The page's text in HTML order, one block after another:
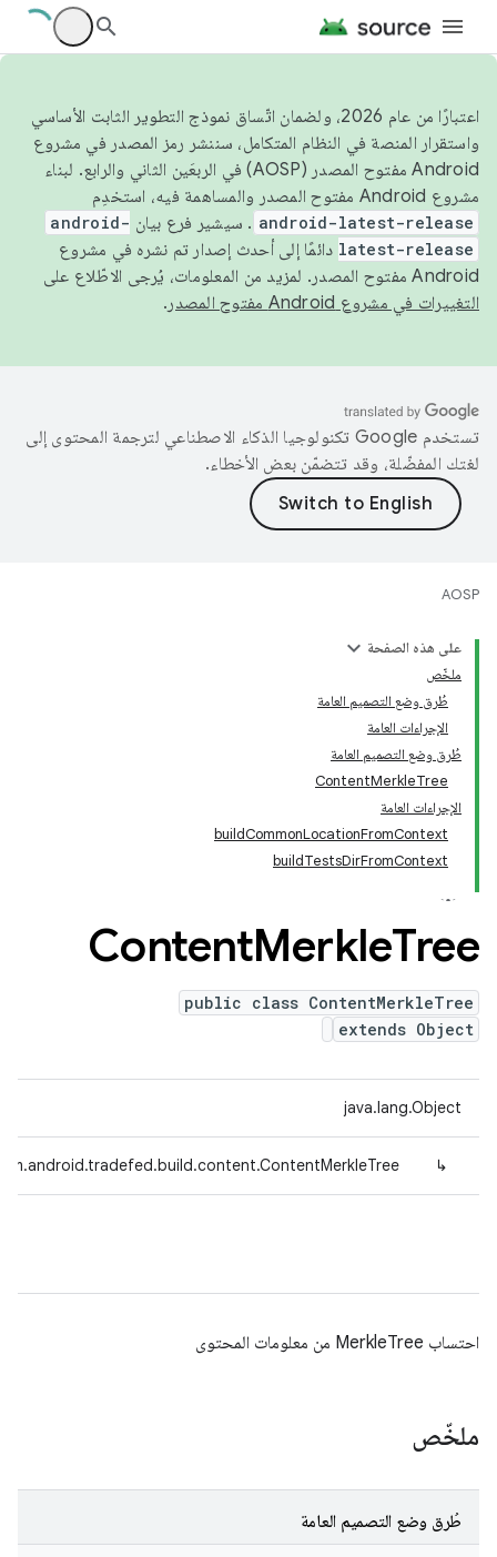
اعتبارًا من عام 2026، ولضمان اتّساق نموذج التطوير الثابت الأساسي
واستقرار المنصة في النظام المتكامل، سننشر رمز المصدر في مشروع
Android مفتوح المصدر (AOSP) في الربعَين الثاني والرابع. لبناء
مشروع Android مفتوح المصدر والمساهمة فيه، استخدِم
android-latest-release . سيشير فرع بيان android-
latest-release دائمًا إلى أحدث إصدار تم نشره في مشروع
Android مفتوح المصدر. لمزيد من المعلومات، يُرجى الاطّلاع على
التغييرات في مشروع Android مفتوح المصدر
.
تستخدم Google تكنولوجيا الذكاء الاصطناعي لترجمة المحتوى إلى
لغتك المفضّلة، وقد تتضمّن بعض الأخطاء.
AOSP
على هذه الصفحة
ملخّص
طُرق وضع التصميم العامة
الإجراءات العامة
طُرق وضع التصميم العامة
ContentMerkleTree
الإجراءات العامة
buildCommonLocationFromContext
buildTestsDirFromContext
ContentMerkleTree
public class ContentMerkleTree
extends Object
java.lang.Object
↳
احتساب MerkleTree من معلومات المحتوى
ملخّص
طُرق وضع التصميم العامة